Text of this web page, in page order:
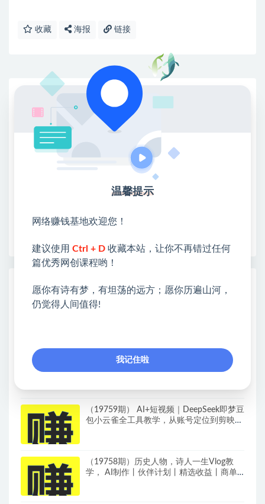
收藏 海报 链接
网赚基地简介
站长微信：无
❤本站：本站整合多方资源站，主要面向互联网创业
类&副业类，资源丰富 物超所值。
❤能助您：找项目 + 低成本创业 + 减少信息差 + 见识
❤本站为众多团队提供了重要价值，也为众多创业者
❤如果您也依存于互联网，欢迎加入本站会员，将尽
热门课程展示
游戏挂G全流程笔记分享，CSGO游戏搬
AI Agent智能体全阶实战课，从原理到实
（19759期） AI+短视频｜DeepSeek即梦豆
包小云雀全工具教学，从账号定位到剪映剪
（19758期）历史人物，诗人一生Vlog教
学， AI制作丨伙伴计划丨精选收益丨商单
温馨提示
网络赚钱基地欢迎您！
建议使用 Ctrl + D 收藏本站，让你不再错过任何
篇优秀网创课程哟！
愿你有诗有梦，有坦荡的远方；愿你历遍山河，
仍觉得人间值得!
我记住啦